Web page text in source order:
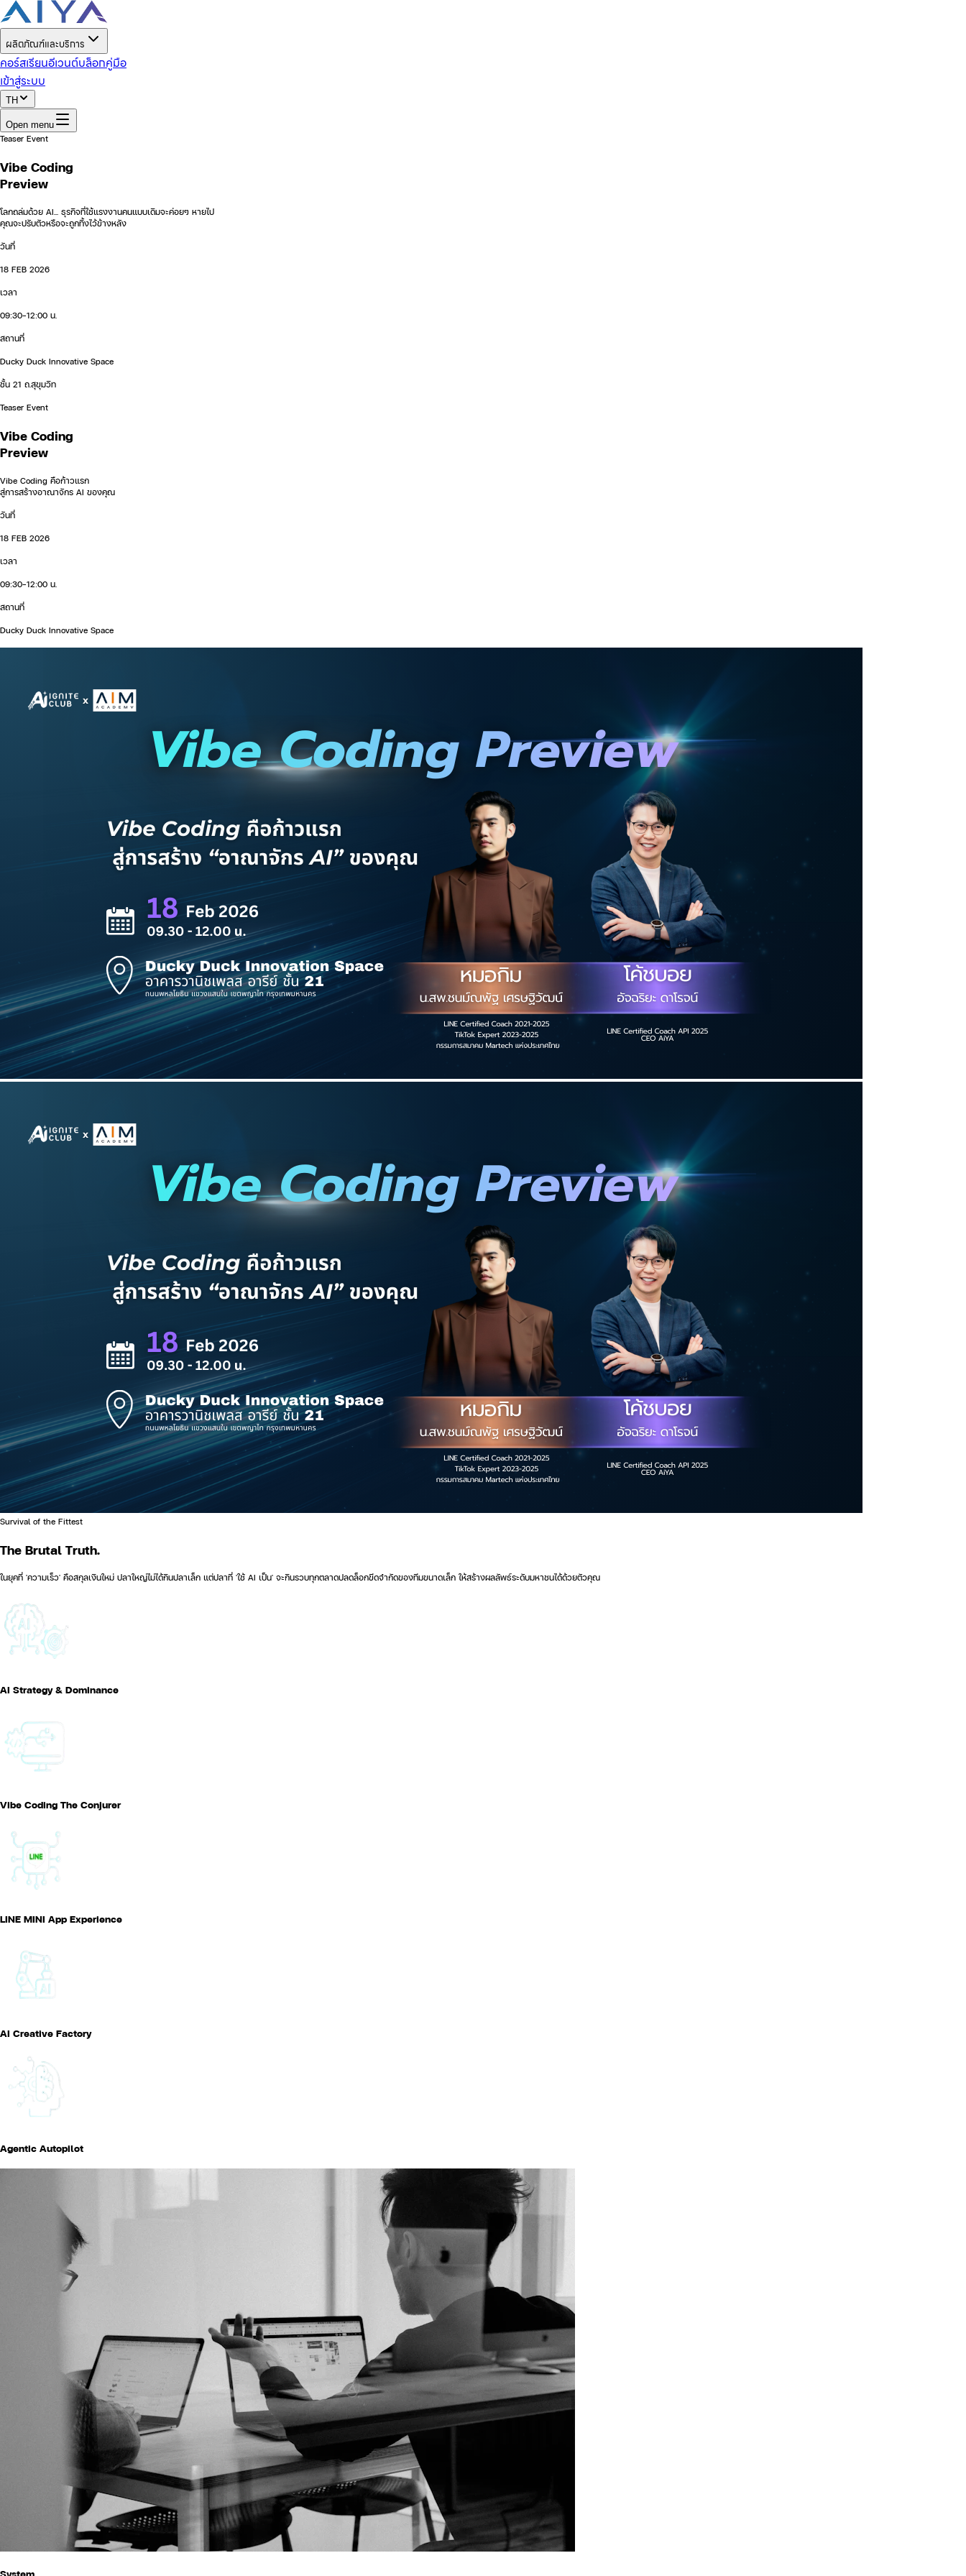
ผลิตภัณฑ์และบริการ
คอร์สเรียนอีเวนต์บล็อกคู่มือ
เข้าสู่ระบบ
TH
Open menu
Teaser Event
Vibe Coding
Preview
โลกถล่มด้วย AI... ธุรกิจที่ใช้แรงงานคนแบบเดิมจะค่อยๆ หายไป
คุณจะปรับตัวหรือจะถูกทิ้งไว้ข้างหลัง
วันที่
18 FEB 2026
เวลา
09:30-12:00 น.
สถานที่
Ducky Duck Innovative Space
ชั้น 21 ถ.สุขุมวิท
Teaser Event
Vibe Coding
Preview
Vibe Coding คือก้าวแรก
สู่การสร้างอาณาจักร AI ของคุณ
วันที่
18 FEB 2026
เวลา
09:30-12:00 น.
สถานที่
Ducky Duck Innovative Space
Survival of the Fittest
The Brutal Truth.
ในยุคที่ 'ความเร็ว' คือสกุลเงินใหม่ ปลาใหญ่ไม่ได้กินปลาเล็ก แต่ปลาที่ 'ใช้ AI เป็น' จะกินรวบทุกตลาดปลดล็อกขีดจำกัดของทีมขนาดเล็ก ให้สร้างผลลัพธ์ระดับมหาชนได้ด้วยตัวคุณ
AI Strategy & Dominance
Vibe Coding The Conjurer
LINE MINI App Experience
AI Creative Factory
Agentic Autopilot